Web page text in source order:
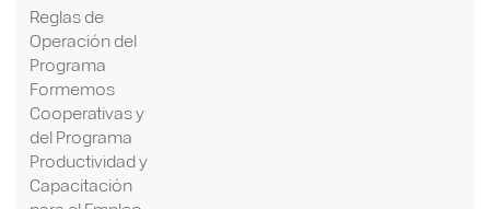
Reglas de
Operación del
Programa
Formemos
Cooperativas y
del Programa
Productividad y
Capacitación